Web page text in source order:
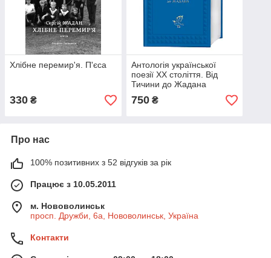
Хлібне перемир'я. П'єса
330 ₴
Антологія української
поезії ХХ століття. Від
Тичини до Жадана
750₴
Про нас
100% позитивних з 52 відгуків за рік
Працює з 10.05.2011
м. Нововолинськ
просп. Дружби, 6а, Нововолинськ, Україна
Контакти